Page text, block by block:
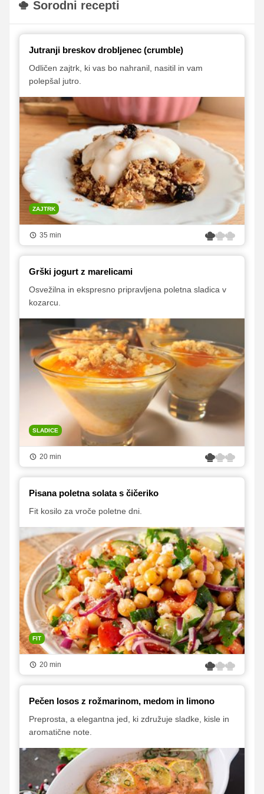
Sorodni recepti
Jutranji breskov drobljenec (crumble)
Odličen zajtrk, ki vas bo nahranil, nasitil in vam
polepšal jutro.
ZAJTRK
35 min
Grški jogurt z marelicami
Osvežilna in ekspresno pripravljena poletna sladica v
kozarcu.
SLADICE
20 min
Pisana poletna solata s čičeriko
Fit kosilo za vroče poletne dni.
FIT
20 min
Pečen losos z rožmarinom, medom in limono
Preprosta, a elegantna jed, ki združuje sladke, kisle in
aromatične note.